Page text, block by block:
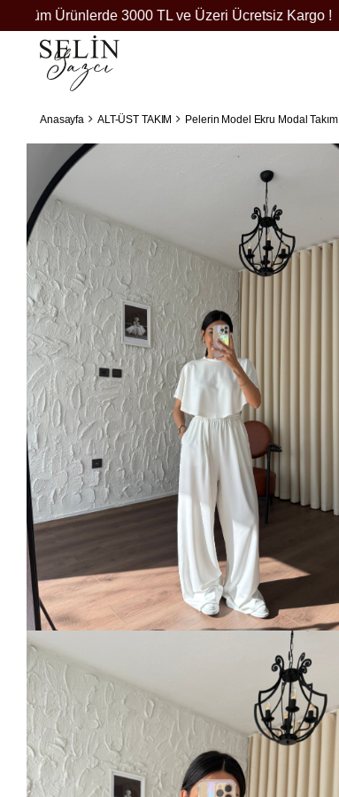
Ürünlerde 3000 TL ve Üzeri Ücretsiz Kargo !
Anasayfa ALT-ÜST TAKIM Pelerin Model Ekru Modal Takım